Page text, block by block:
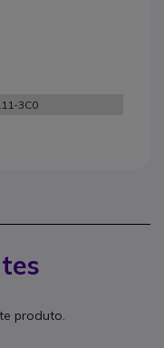
3C0
produto.